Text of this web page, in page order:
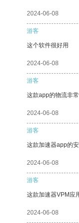
2024-06-08
游客
这个软件很好用
2024-06-08
游客
这款app的物流非
2024-06-08
游客
这款加速器app的
2024-06-08
游客
这款加速器VPM应
2024-06-08